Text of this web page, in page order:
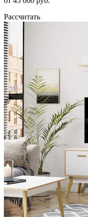
Рассчитать